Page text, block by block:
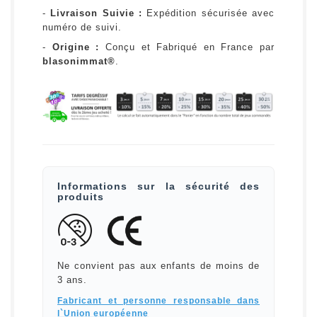
- Livraison Suivie :
Expédition sécurisée avec
numéro de suivi.
- Origine :
Conçu et Fabriqué en France par
blasonimmat®.
Informations sur la sécurité des
produits
Ne convient pas aux enfants de moins de
3 ans.
Fabricant et personne responsable dans
l`Union européenne